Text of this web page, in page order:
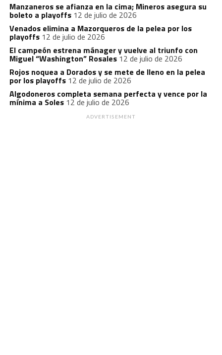
Manzaneros se afianza en la cima; Mineros asegura su
boleto a playoffs 12 de julio de 2026
Venados elimina a Mazorqueros de la pelea por los
playoffs 12 de julio de 2026
El campeón estrena mánager y vuelve al triunfo con
Miguel “Washington” Rosales 12 de julio de 2026
Rojos noquea a Dorados y se mete de lleno en la pelea
por los playoffs 12 de julio de 2026
Algodoneros completa semana perfecta y vence por la
mínima a Soles 12 de julio de 2026
ADVERTISEMENT